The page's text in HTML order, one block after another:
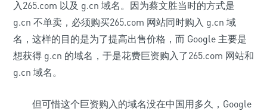
入265.com 以及 g.cn 域名。因为蔡文胜当时的方式是
g.cn 不单卖，必须购买265.com 网站同时购入 g.cn 域
名，这样的目的是为了提高出售价格，而 Google 主要是
想获得 g.cn 的域名，于是花费巨资购入了265.com 网站和
g.cn 域名。
但可惜这个巨资购入的域名没在中国用多久，Google